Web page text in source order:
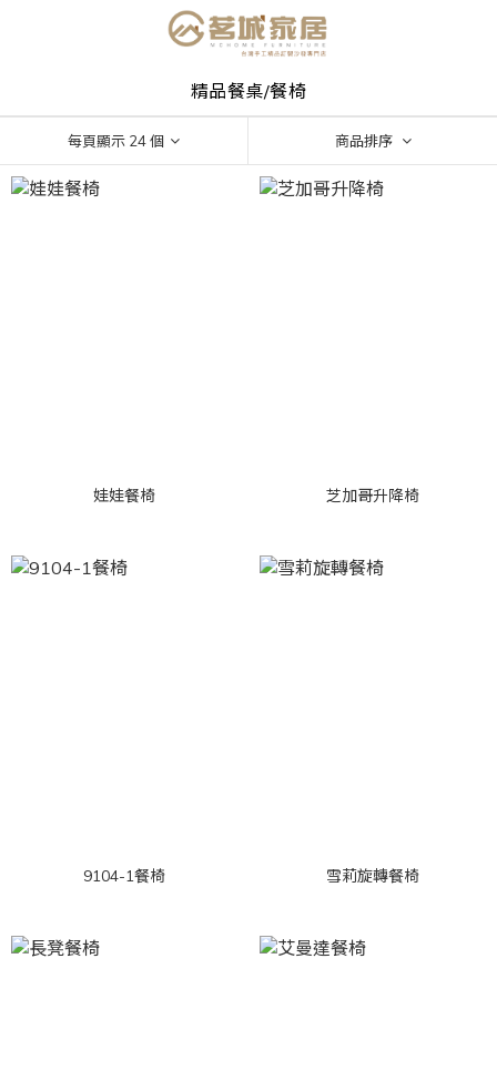
精品餐桌/餐椅
每頁顯示 24 個 商品排序
娃娃餐椅 芝加哥升降椅
9104-1餐椅 雪莉旋轉餐椅